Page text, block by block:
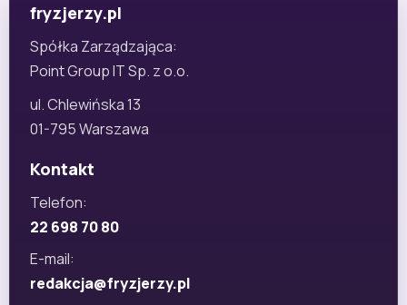
fryzjerzy.pl
Spółka Zarządzająca:
Point Group IT Sp. z o.o.
ul. Chlewińska 13
01-795 Warszawa
Kontakt
Telefon:
22 698 70 80
E-mail:
redakcja@fryzjerzy.pl